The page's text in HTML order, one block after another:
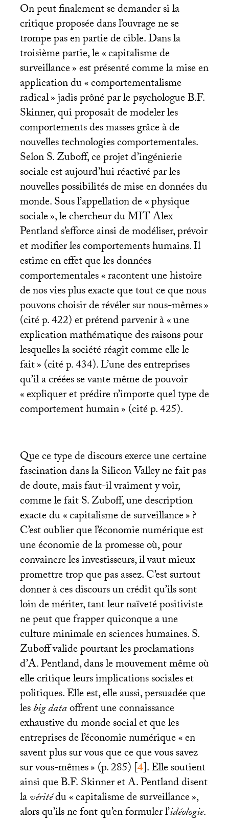
On peut finalement se demander si la
critique proposée dans l’ouvrage ne se
trompe pas en partie de cible. Dans la
troisième partie, le «capitalisme de
surveillance» est présenté comme la mise en
application du «comportementalisme
radical» jadis prôné par le psychologueB.F.
Skinner, qui proposait de modeler les
comportements des masses grâce à de
nouvelles technologies comportementales.
Selon S. Zuboff, ce projet d’ingénierie
sociale est aujourd’hui réactivé par les
nouvelles possibilités de mise en données du
monde. Sous l’appellation de «physique
sociale», le chercheur duMITAlex
Pentland s’efforce ainsi de modéliser, prévoir
et modifier les comportements humains. Il
estime en effet que les données
comportementales «racontent une histoire
de nos vies plus exacte que tout ce que nous
pouvons choisir de révéler sur nous-mêmes»
(cité p. 422) et prétend parvenir à «une
explication mathématique des raisons pour
lesquelles la société réagit comme elle le
fait» (cité p. 434). L’une des entreprises
qu’il a créées se vante même de pouvoir
«expliquer et prédire n’importe quel type de
comportement humain» (cité p. 425).
Que ce type de discours exerce une certaine
fascination dans la Silicon Valley ne fait pas
de doute, mais faut-il vraiment y voir,
comme le fait S. Zuboff, une description
exacte du «capitalisme de surveillance»?
C’est oublier que l’économie numérique est
une économie de la promesse où, pour
convaincre les investisseurs, il vaut mieux
promettre trop que pas assez. C’est surtout
donner à ces discours un crédit qu’ils sont
loin de mériter, tant leur naïveté positiviste
ne peut que frapper quiconque a une
culture minimale en sciences humaines. S.
Zuboff valide pourtant les proclamations
d’A. Pentland, dans le mouvement même où
elle critique leurs implications sociales et
politiques. Elle est, elle aussi, persuadée que
lesbig dataoffrent une connaissance
exhaustive du monde social et que les
entreprises de l’économie numérique «en
savent plus sur vous que ce que vous savez
sur vous-mêmes» (p. 285)[4]. Elle soutient
ainsi queB.F.Skinner et A. Pentland disent
lavéritédu «capitalisme de surveillance»,
alors qu’ils ne font qu’en formuler l’idéologie.